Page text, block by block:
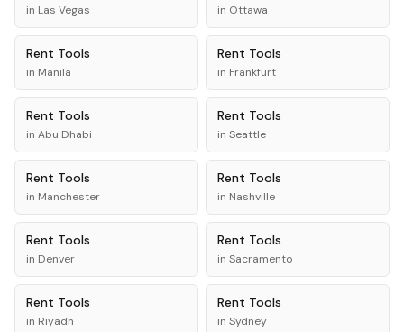
in Las Vegas in Ottawa
Rent Tools
in Manila
Rent Tools
in Frankfurt
Rent Tools
in Abu Dhabi
Rent Tools
in Seattle
Rent Tools
in Manchester
Rent Tools
in Nashville
Rent Tools
in Denver
Rent Tools
in Sacramento
Rent Tools
in Riyadh
Rent Tools
in Sydney